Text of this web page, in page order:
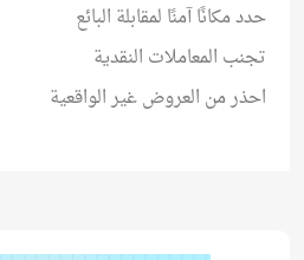
حدد مكانًا آمنًا لمقابلة البائع
تجنب المعاملات النقدية
احذر من العروض غير الواقعية